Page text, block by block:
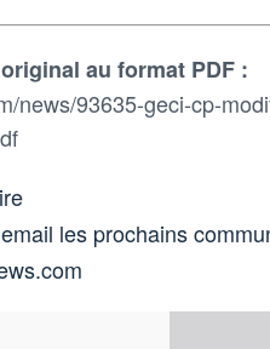
au format PDF :
news/93635-geci-cp-
les prochains